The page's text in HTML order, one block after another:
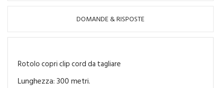
DOMANDE & RISPOSTE
Rotolo copri clip cord da tagliare
Lunghezza: 300 metri.